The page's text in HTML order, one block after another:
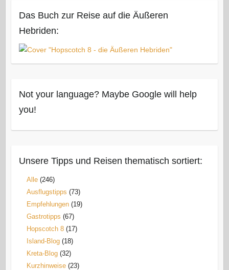
Das Buch zur Reise auf die Äußeren
Hebriden:
Not your language? Maybe Google will help
you!
Unsere Tipps und Reisen thematisch sortiert:
Alle(246)
Ausflugstipps (73)
Empfehlungen(19)
Gastrotipps (67)
Hopscotch 8(17)
Island-Blog(18)
Kreta-Blog(32)
Kurzhinweise(23)